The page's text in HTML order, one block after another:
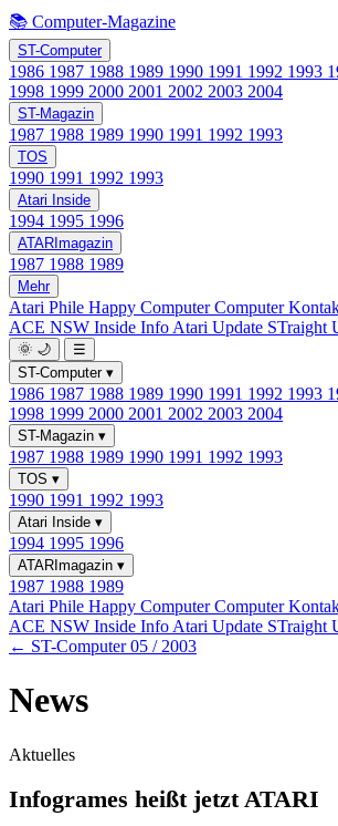
📚 Computer-Magazine
ST-Computer
1986 1987 1988 1989 1990 1991 1992 1993
1998 1999 2000 2001 2002 2003 2004
ST-Magazin
1987 1988 1989 1990 1991 1992 1993
TOS
1990 1991 1992 1993
Atari Inside
1994 1995 1996
ATARImagazin
1987 1988 1989
Mehr
Atari Phile Happy ComputerComputer
ACE NSW Inside Info Atari Update STraight
🌞 🌙
☰
ST-Computer ▾
1986 1987 1988 1989 1990 1991 1992 1993
1998 1999 2000 2001 2002 2003 2004
ST-Magazin ▾
1987 1988 1989 1990 1991 1992 1993
TOS ▾
1990 1991 1992 1993
Atari Inside ▾
1994 1995 1996
ATARImagazin ▾
1987 1988 1989
Atari Phile Happy ComputerComputer
ACE NSW Inside Info Atari Update STraight
← ST-Computer 05 / 2003
News
Aktuelles
Infogrames heißt jetzt ATARI